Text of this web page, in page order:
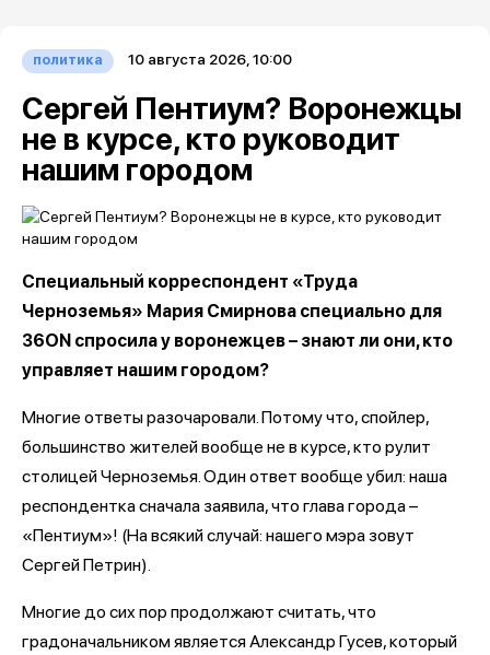
политика 10 августа 2026, 10:00
Сергей Пентиум? Воронежцы
не в курсе, кто руководит
нашим городом
Специальный корреспондент «Труда
Черноземья» Мария Смирнова специально для
36ON спросила у воронежцев – знают ли они, кто
управляет нашим городом?
Многие ответы разочаровали. Потому что, спойлер,
большинство жителей вообще не в курсе, кто рулит
столицей Черноземья. Один ответ вообще убил: наша
респондентка сначала заявила, что глава города –
«Пентиум»! (На всякий случай: нашего мэра зовут
Сергей Петрин).
Многие до сих пор продолжают считать, что
градоначальником является Александр Гусев, который